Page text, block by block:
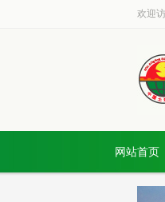
欢迎
网站首页